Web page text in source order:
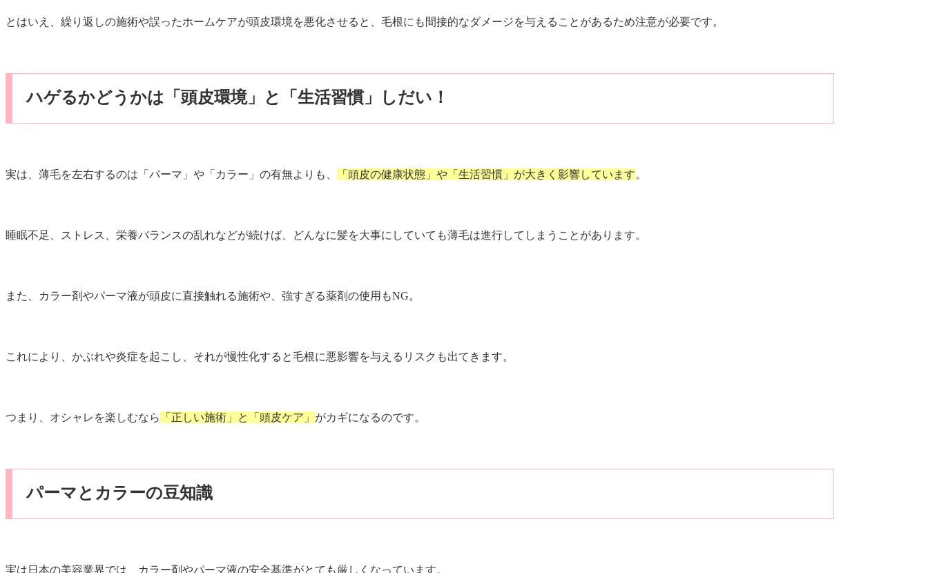
とはいえ、繰り返しの施術や誤ったホームケアが頭皮環境を悪化させると、毛根にも間接的なダメージを与えることがあるため注意が必要です。
ハゲるかどうかは「頭皮環境」と「生活習慣」しだい！
実は、薄毛を左右するのは「パーマ」や「カラー」の有無よりも、 「頭皮の健康状態」や「生活習慣」が大きく影響しています。
睡眠不足、ストレス、栄養バランスの乱れなどが続けば、どんなに髪を大事にしていても薄毛は進行してしまうことがあります。
また、カラー剤やパーマ液が頭皮に直接触れる施術や、強すぎる薬剤の使用もNG。
これにより、かぶれや炎症を起こし、それが慢性化すると毛根に悪影響を与えるリスクも出てきます。
つまり、オシャレを楽しむなら 「正しい施術」と「頭皮ケア」 がカギになるのです。
パーマとカラーの豆知識
実は日本の美容業界では、カラー剤やパーマ液の安全基準がとても厳しくなっています。